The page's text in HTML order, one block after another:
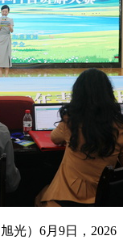
光）6月9日，2026